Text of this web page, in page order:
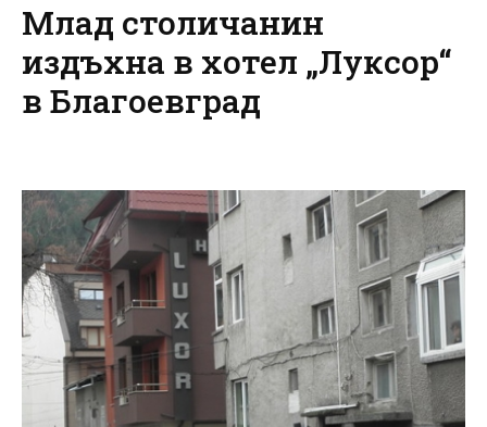
Млад столичанин
издъхна в хотел „Луксор“
в Благоевград